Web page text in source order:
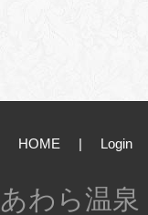
HOME | Login
あわら温泉